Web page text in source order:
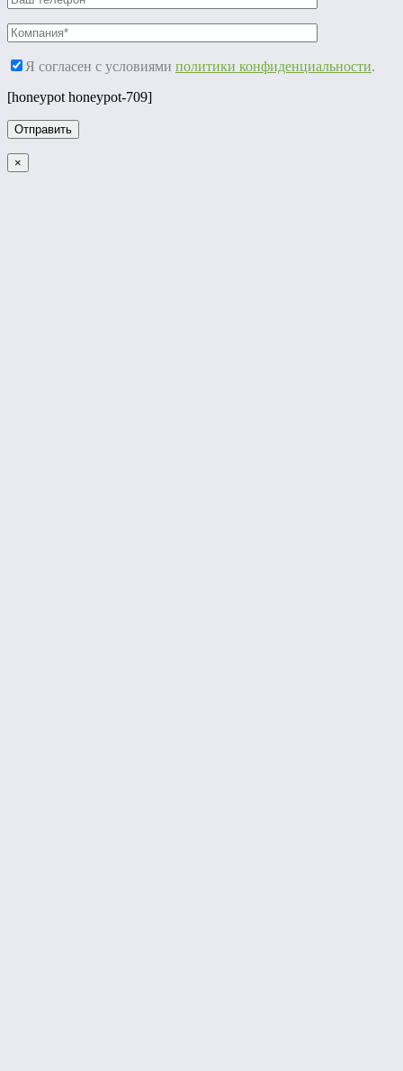
Я согласен с условиями политики конфиденциальности.
[honeypot honeypot-709]
×